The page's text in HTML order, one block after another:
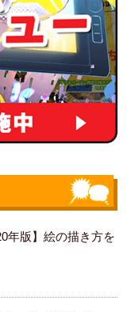
年版】絵の描き方を